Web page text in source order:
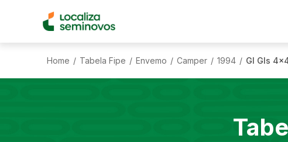
Home / Tabela Fipe / Envemo / Camper / 1994 / Gl Gls